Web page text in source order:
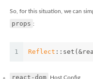
So, for this situation, we can
props :
1 Reflect
react-dom Host Config